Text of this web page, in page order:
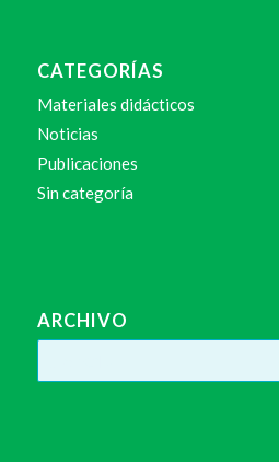
CATEGORÍAS
Materiales didácticos
Noticias
Publicaciones
Sin categoría
ARCHIVO